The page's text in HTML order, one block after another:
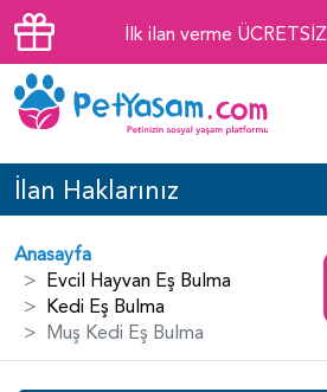
İlk ilan verme ÜCRETSİZ
İlan Haklarınız
Anasayfa
Evcil Hayvan Eş Bulma
Kedi Eş Bulma
Muş Kedi Eş Bulma